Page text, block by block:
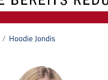
Hoodie Jondis